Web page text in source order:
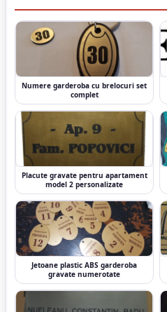
Numere garderoba cu brelocuri set
complet
Placute gravate pentru apartament
model 2 personalizate
Jetoane plastic ABS garderoba
gravate numerotate